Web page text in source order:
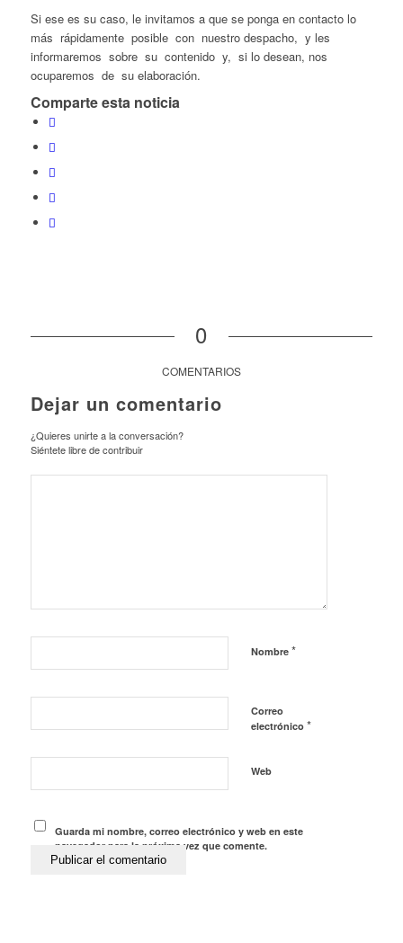
Si ese es su caso, le invitamos a que se ponga en contacto lo
más rápidamente posible con nuestro despacho, y les
informaremos sobre su contenido y, si lo desean, nos
ocuparemos de su elaboración.
Comparte esta noticia
0
COMENTARIOS
Dejar un comentario
¿Quieres unirte a la conversación?
Siéntete libre de contribuir
Nombre *
Correo
electrónico *
Web
Guarda mi nombre, correo electrónico y web en este
navegador para la próxima vez que comente.